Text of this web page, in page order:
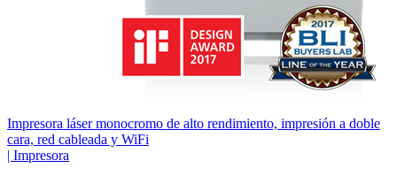
Impresora láser monocromo de alto rendimiento, impresión a doble
cara, red cableada y WiFi
| Impresora